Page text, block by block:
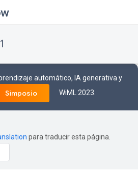
automático, IA generativa y
Simposio WiML 2023.
para traducir esta página.